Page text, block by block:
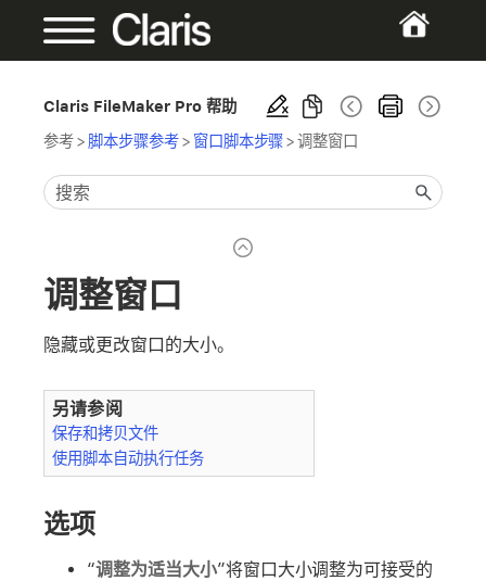
Claris FileMaker Pro 帮助
参考> 脚本步骤参考> 窗口脚本步骤> 调整窗口
调整窗口
隐藏或更改窗口的大小。
另请参阅
保存和拷贝文件
使用脚本自动执行任务
选项
“调整为适当大小”将窗口大小调整为可接受的